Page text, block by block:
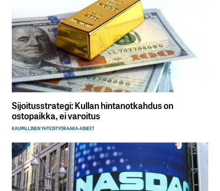
Sijoitusstrategi: Kullan hintanotkahdus on
ostopaikka, ei varoitus
KAUPALLINEN YHTEISTYÖRAAKA-AINEET